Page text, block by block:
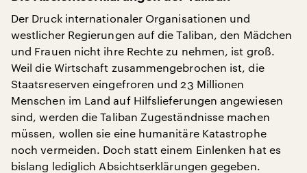
Der Druck internationaler Organisationen und
westlicher Regierungen auf die Taliban, den Mädchen
und Frauen nicht ihre Rechte zu nehmen, ist groß.
Weil die Wirtschaft zusammengebrochen ist, die
Staatsreserven eingefroren und 23 Millionen
Menschen im Land auf Hilfslieferungen angewiesen
sind, werden die Taliban Zugeständnisse machen
müssen, wollen sie eine humanitäre Katastrophe
noch vermeiden. Doch statt einem Einlenken hat es
bislang lediglich Absichtserklärungen gegeben.